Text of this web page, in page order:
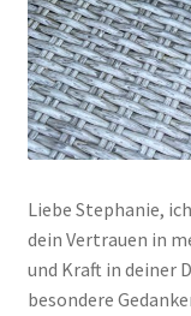
Liebe Stephanie,
dein Vertrauen in
und Kraft in deiner
besondere